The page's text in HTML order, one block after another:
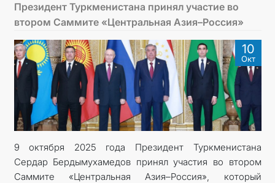
ТУРКМЕНИСТАН
КОНСУЛЬСКИЕ УСЛУГИ
МИД
ЗАПИСЬ НА ПРИЕМ
КОНТАКТНЫЕ ДАННЫЕ
Президент Туркменистана принял участие во
втором Саммите «Центральная Азия–Россия»
10
Окт
9 октября 2025 года Президент Туркменистана
Сердар Бердымухамедов принял участия во втором
Саммите «Центральная Азия–Россия», который